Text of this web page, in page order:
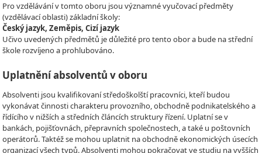
Pro vzdělávání v tomto oboru jsou významné vyučovací předměty
(vzdělávací oblasti) základní školy:
Český jazyk, Zeměpis, Cizí jazyk
Učivo uvedených předmětů je důležité pro tento obor a bude na střední
škole rozvíjeno a prohlubováno.
Uplatnění absolventů v oboru
Absolventi jsou kvalifikovaní středoškolští pracovníci, kteří budou
vykonávat činnosti charakteru provozního, obchodně podnikatelského a
řídícího v nižších a středních článcích struktury řízení. Uplatní se v
bankách, pojišťovnách, přepravních společnostech, a také u poštovních
operátorů. Taktéž se mohou uplatnit na obchodně ekonomických úsecích
organizací všech typů. Absolventi mohou pokračovat ve studiu na vyšších